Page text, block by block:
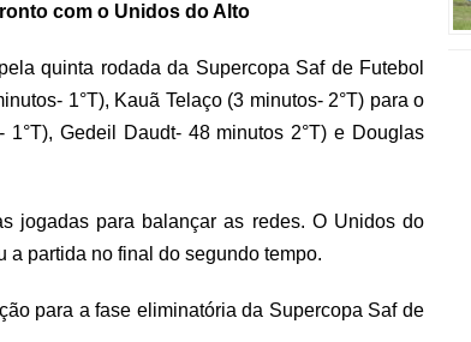
com o Unidos do Alto
quinta rodada da Supercopa Saf de Futebol
1°T), Kauã Telaço (3 minutos- 2°T) para o
Gedeil Daudt- 48 minutos 2°T) e Douglas
jogadas para balançar as redes. O Unidos do
a partida no final do segundo tempo.
para a fase eliminatória da Supercopa Saf de